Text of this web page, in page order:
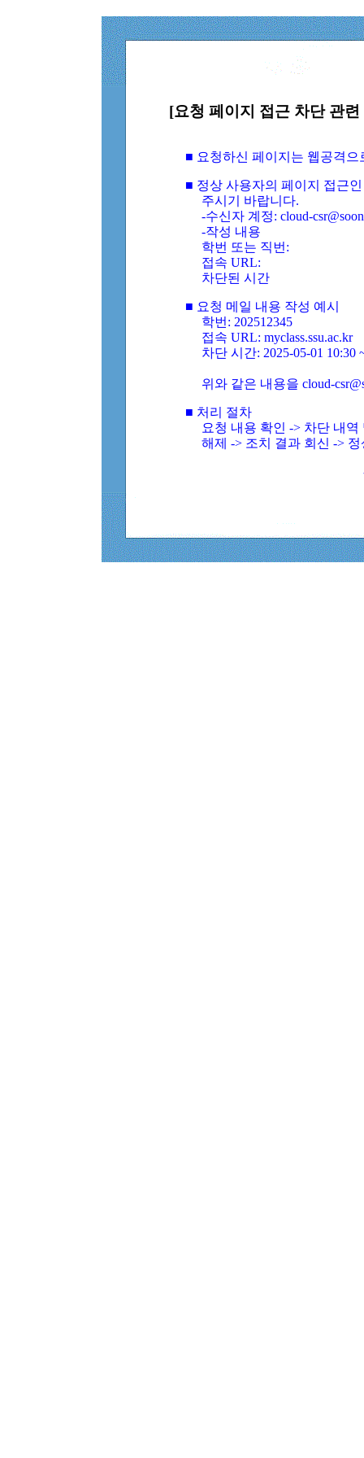
[요청 페이지 접근 차단 관
■ 요청하신 페이지는 웹공격
■ 정상 사용자의 페이지 접근
주시기 바랍니다.
-수신자 계정: cloud-
-작성 내용
학번 또는 직번:
접속 URL:
차단된 시간
■ 요청 메일 내용 작성 예시
학번: 202512345
접속 URL: myclass.ssu.ac.kr
차단 시간: 2025-05-01 10:30
위와 같은 내용을 cloud-
■ 처리 절차
요청 내용 확인 -> 차단 내
해제 -> 조치 결과 회신 ->